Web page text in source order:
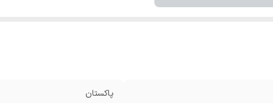
پاکستان